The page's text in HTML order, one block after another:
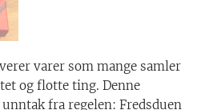
varer som mange samler
og flotte ting. Denne
fra regelen: Fredsduen